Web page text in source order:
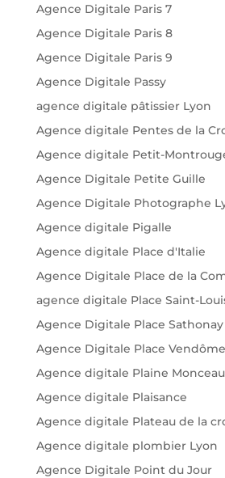
Agence Digitale Paris 7
Agence Digitale Paris 8
Agence Digitale Paris 9
Agence Digitale Passy
agence digitale pâtissier Lyon
Agence digitale Pentes de la
Agence digitale Petit-
Agence Digitale Petite Guille
Agence Digitale Photographe
Agence digitale Pigalle
Agence digitale Place d'Italie
Agence Digitale Place de la
agence digitale Place Saint-
Agence Digitale Place Sathonay
Agence Digitale Place Vendôme
Agence digitale Plaine Monceau
Agence digitale Plaisance
Agence digitale Plateau de la
Agence digitale plombier Lyon
Agence Digitale Point du Jour